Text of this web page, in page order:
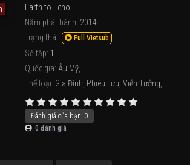
Earth to Echo
Năm phát hành: 2014
Trạng thái
Full Vietsub
Số tập: 1
Quốc gia: Âu Mỹ
Thể loại: Gia Đình Phiêu Lưu Viễn Tưởng
Đánh giá của bạn: 0
0 đánh giá